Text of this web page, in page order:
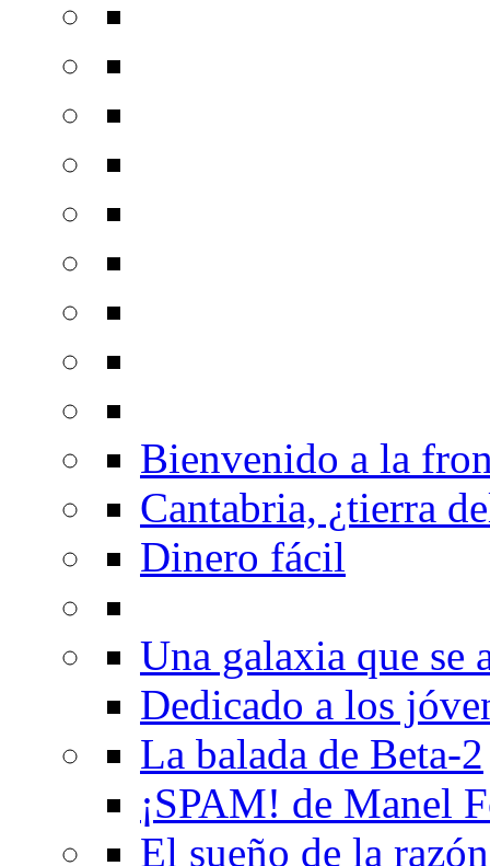
Bienvenido a la
Cantabria, ¿tierra
Dinero fácil
Una galaxia que se
Dedicado a los
La balada de Beta-2
¡SPAM! de Manel
El sueño de la razón